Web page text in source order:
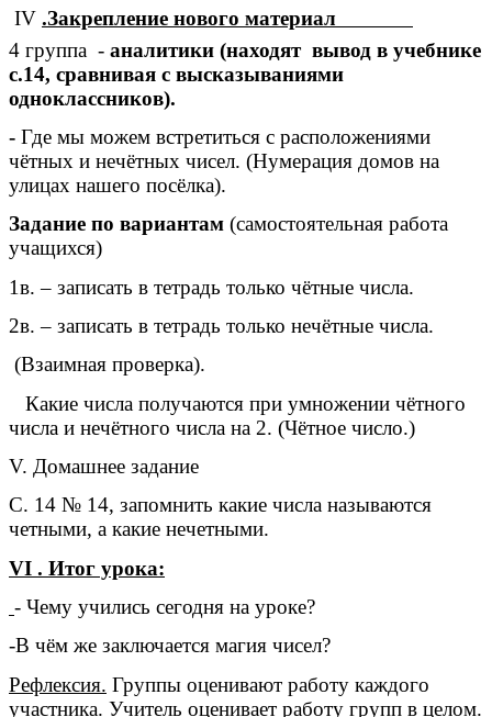
IV .Закрепление нового материал
4 группа - аналитики (находят вывод в учебнике
с.14, сравнивая с высказываниями
одноклассников).
- Где мы можем встретиться с расположениями
чётных и нечётных чисел. (Нумерация домов на
улицах нашего посёлка).
Задание по вариантам (самостоятельная работа
учащихся)
1в. – записать в тетрадь только чётные числа.
2в. – записать в тетрадь только нечётные числа.
(Взаимная проверка).
Какие числа получаются при умножении чётного
числа и нечётного числа на 2. (Чётное число.)
V. Домашнее задание
С. 14 № 14, запомнить какие числа называются
четными, а какие нечетными.
VI . Итог урока:
- Чему учились сегодня на уроке?
-В чём же заключается магия чисел?
Рефлексия. Группы оценивают работу каждого
участника. Учитель оценивает работу групп в целом.